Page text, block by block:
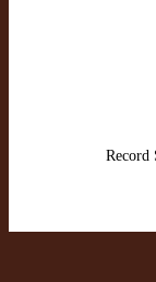
Record